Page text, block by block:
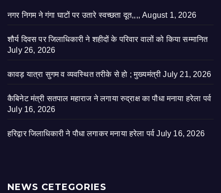
नगर निगम ने गंगा घाटों पर उतारे स्वच्छता दूत,,,, August 1, 2026
शौर्य दिवस पर जिलाधिकारी ने शहीदों के परिवार वालों को किया सम्मानित
July 26, 2026
कावड़ यात्रा सुगम व व्यवस्थित तरीके से हो ; मुख्यमंत्री July 21, 2026
कैबिनेट मंत्री सतपाल महाराज ने लगाया रुद्राक्ष का पौधा मनाया हरेला पर्व
July 16, 2026
हरिद्वार जिलाधिकारी ने पौधा लगाकर मनाया हरेला पर्व July 16, 2026
NEWS CETEGORIES